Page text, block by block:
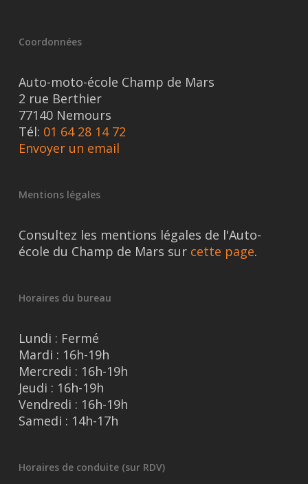
Coordonnées
Auto-moto-école Champ de Mars
2 rue Berthier
77140 Nemours
Tél: 01 64 28 14 72
Envoyer un email
Mentions légales
Consultez les mentions légales de l'Auto-
école du Champ de Mars sur cette page.
Horaires du bureau
Lundi : Fermé
Mardi : 16h-19h
Mercredi : 16h-19h
Jeudi : 16h-19h
Vendredi : 16h-19h
Samedi : 14h-17h
Horaires de conduite (sur RDV)